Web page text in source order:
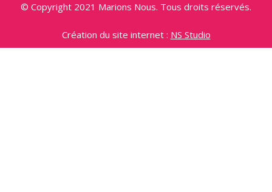
© Copyright 2021 Marions Nous. Tous droits réservés.
Création du site internet : NS Studio